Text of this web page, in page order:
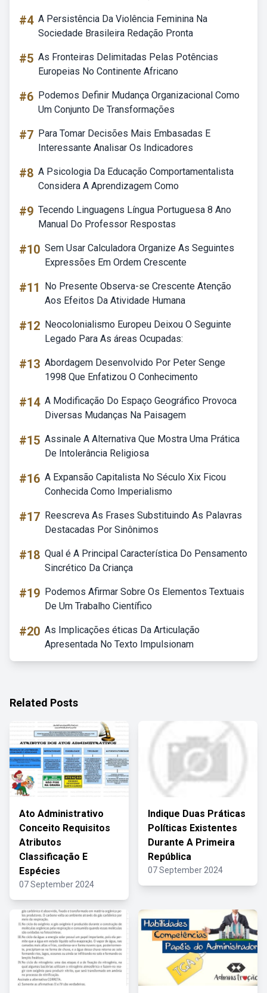
#4 A Persistência Da Violência Feminina Na
Sociedade Brasileira Redação Pronta
#5 As Fronteiras Delimitadas Pelas Potências
Europeias No Continente Africano
#6 Podemos Definir Mudança Organizacional Como
Um Conjunto De Transformações
#7 Para Tomar Decisões Mais Embasadas E
Interessante Analisar Os Indicadores
#8 A Psicologia Da Educação Comportamentalista
Considera A Aprendizagem Como
#9 Tecendo Linguagens Língua Portuguesa 8 Ano
Manual Do Professor Respostas
#10 Sem Usar Calculadora Organize As Seguintes
Expressões Em Ordem Crescente
#11
No Presente Observa-se Crescente Atenção
Aos Efeitos Da Atividade Humana
#12 Neocolonialismo Europeu Deixou O Seguinte
Legado Para As áreas Ocupadas:
#13 Abordagem Desenvolvido Por Peter Senge
1998 Que Enfatizou O Conhecimento
#14 A Modificação Do Espaço Geográfico Provoca
Diversas Mudanças Na Paisagem
#15 Assinale A Alternativa Que Mostra Uma Prática
De Intolerância Religiosa
#16 A Expansão Capitalista No Século Xix Ficou
Conhecida Como Imperialismo
#17 Reescreva As Frases Substituindo As Palavras
Destacadas Por Sinônimos
#18 Qual é A Principal Característica Do Pensamento
Sincrético Da Criança
#19 Podemos Afirmar Sobre Os Elementos Textuais
De Um Trabalho Científico
#20 As Implicações éticas Da Articulação
Apresentada No Texto Impulsionam
Related Posts
Ato Administrativo
Conceito Requisitos
Atributos
Classificação E
Espécies
07 September 2024
Indique Duas Práticas
Políticas Existentes
Durante A Primeira
República
07 September 2024